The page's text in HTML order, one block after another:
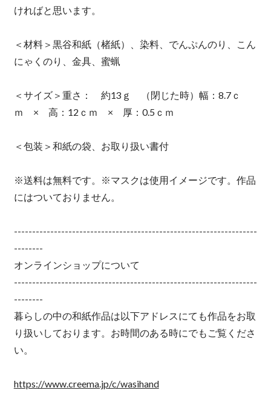
ければと思います。
＜材料＞黒谷和紙（楮紙）、染料、でんぷんのり、こん
にゃくのり、金具、蜜蝋
＜サイズ＞重さ： 約13ｇ （閉じた時）幅：8.7ｃ
ｍ × 高：12ｃｍ × 厚：0.5ｃｍ
＜包装＞和紙の袋、お取り扱い書付
※送料は無料です。※マスクは使用イメージです。作品
にはついておりません。
-------------------------------------------------------------------
--------
オンラインショップについて
-------------------------------------------------------------------
--------
暮らしの中の和紙作品は以下アドレスにても作品をお取
り扱いしております。お時間のある時にでもご覧くださ
い。
https://www.creema.jp/c/wasihand